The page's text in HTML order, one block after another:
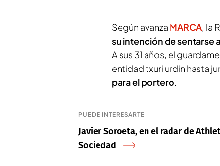
Según avanza MARCA, la
su intención de sentarse
A sus 31 años, el
entidad txuri urdin hasta
para el portero.
PUEDE INTERESARTE
Javier Soroeta, en el radar de
Sociedad